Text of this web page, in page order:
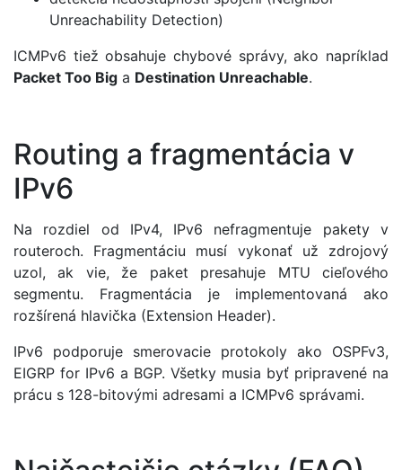
Unreachability Detection)
ICMPv6 tiež obsahuje chybové správy, ako napríklad
Packet Too Big a Destination Unreachable.
Routing a fragmentácia v
IPv6
Na rozdiel od IPv4, IPv6 nefragmentuje pakety v
routeroch. Fragmentáciu musí vykonať už zdrojový
uzol, ak vie, že paket presahuje MTU cieľového
segmentu. Fragmentácia je implementovaná ako
rozšírená hlavička (Extension Header).
IPv6 podporuje smerovacie protokoly ako OSPFv3,
EIGRP for IPv6 a BGP. Všetky musia byť pripravené na
prácu s 128-bitovými adresami a ICMPv6 správami.